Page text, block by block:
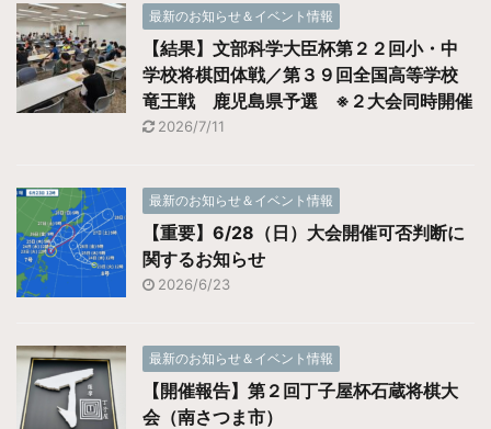
最新のお知らせ＆イベント情報
【結果】文部科学大臣杯第２２回小・中
学校将棋団体戦／第３９回全国高等学校
竜王戦 鹿児島県予選 ※２大会同時開催
2026/7/11
最新のお知らせ＆イベント情報
【重要】6/28（日）大会開催可否判断に
関するお知らせ
2026/6/23
最新のお知らせ＆イベント情報
【開催報告】第２回丁子屋杯石蔵将棋大
会（南さつま市）